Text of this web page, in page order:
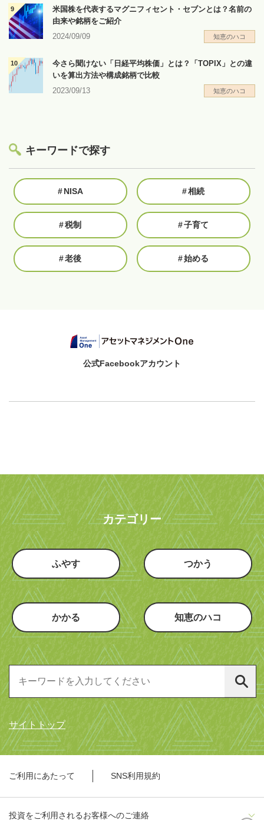
米国株を代表するマグニフィセント・セブンとは？名前の
由来や銘柄をご紹介
2024/09/09
知恵のハコ
今さら聞けない「日経平均株価」とは？「TOPIX」との違
いを算出方法や構成銘柄で比較
2023/09/13
知恵のハコ
キーワードで探す
#NISA #相続
#税制 #子育て
#老後 #始める
公式Facebookアカウント
カテゴリー
ふやす つかう
かかる 知恵のハコ
サイトトップ
ご利用にあたって SNS利用規約
投資をご利用されるお客様へのご連絡